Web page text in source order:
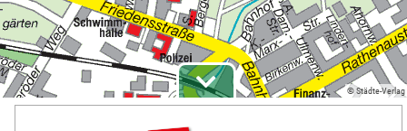
© Städte-Verlag